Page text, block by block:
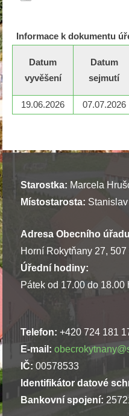
Informace k dokumentu
Datum
vyvěšení
Datum
sejmutí
19.06.2026 07.07.2026
Starostka: Marcela
Místostarosta:
Adresa Obecního
Horní Rokytňany 27,
Úřední hodiny:
Pátek od 17.00 do 18.00
Telefon:+420 724 181
E-mail:
IČ: 00578533
Identifikátor datové
Bankovní spojení: